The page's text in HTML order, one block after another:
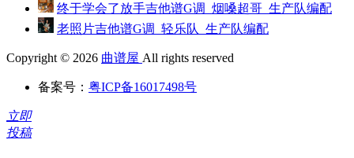
终于学会了放手吉他谱G调_烟嗓超哥_生产队编配
老照片吉他谱G调_轻乐队_生产队编配
Copyright © 2026 曲谱屋 All rights reserved
备案号： 粤ICP备16017498号
立即
投稿